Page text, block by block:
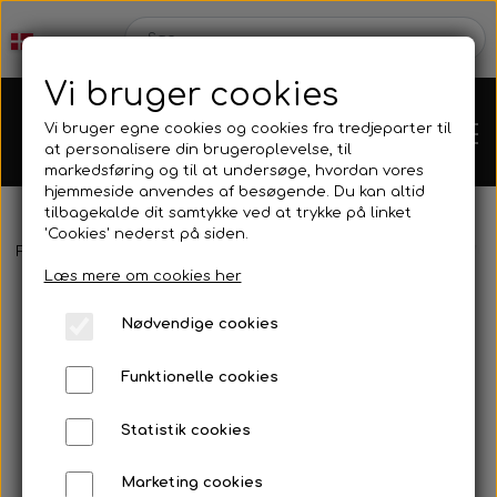
Karts
Mini kart
Motor
Forside
Vi bruger cookies
Vi bruger egne cookies og cookies fra tredjeparter til
at personalisere din brugeroplevelse, til
markedsføring og til at undersøge, hvordan vores
hjemmeside anvendes af besøgende. Du kan altid
tilbagekalde dit samtykke ved at trykke på linket
'Cookies' nederst på siden.
Læs mere om cookies her
Nødvendige cookies
Funktionelle cookies
Statistik cookies
Marketing cookies